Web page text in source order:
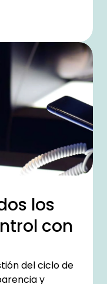
los
con
del ciclo de
y